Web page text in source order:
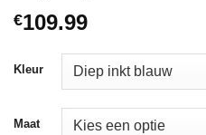
€109.99
Kleur
Maat